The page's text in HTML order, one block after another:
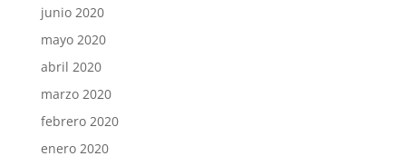
junio 2020
mayo 2020
abril 2020
marzo 2020
febrero 2020
enero 2020